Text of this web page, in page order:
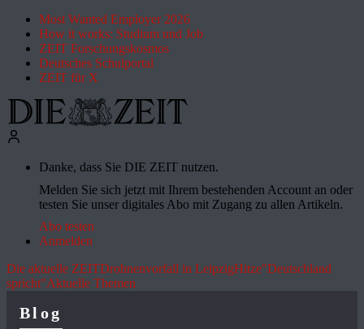
Most Wanted Employer 2026
How it works: Studium und Job
ZEIT Forschungskosmos
Deutsches Schulportal
ZEIT für X
Danke, dass Sie DIE ZEIT nutzen.
Melden Sie sich jetzt mit Ihrem bestehenden Account an oder
testen Sie unser digitales Abo mit Zugang zu allen Artikeln.
Abo testen
Anmelden
Die aktuelle ZEITDrohnenvorfall in LeipzigHitze"Deutschland
spricht"Aktuelle Themen
Blog